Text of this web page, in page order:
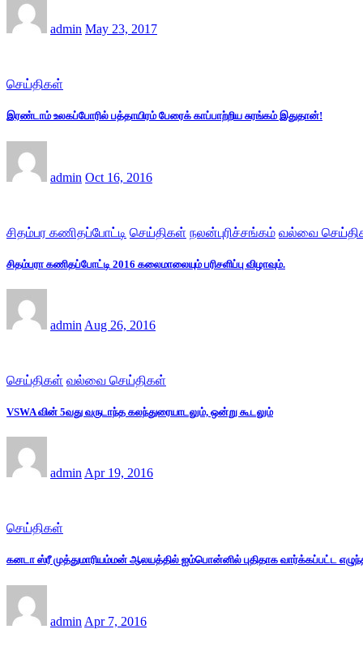
admin May 23, 2017
செய்திகள்
இரண்டாம் உலகப்போரில் பத்தாயிரம் பேரைக் காப்பாற்றிய சுரங்கம் இதுதான்!
admin Oct 16, 2016
சிதம்பர கணிதப்போட்டி செய்திகள் நலன்புரிச்சங்கம் வல்வை
சிதம்பரா கணிதப்போட்டி 2016 கலைமாலையும் பரிசளிப்பு விழாவும்.
admin Aug 26, 2016
செய்திகள் வல்வை செய்திகள்
VSWA வின் 5வது வருடாந்த கலந்துரையாடலும், ஒன்று கூடலும்
admin Apr 19, 2016
செய்திகள்
கனடா ஸ்ரீ முத்துமாரியம்மன் ஆலயத்தில் ஐம்பொன்னில் புதிதாக வார்க்கப்பட்ட
admin Apr 7, 2016